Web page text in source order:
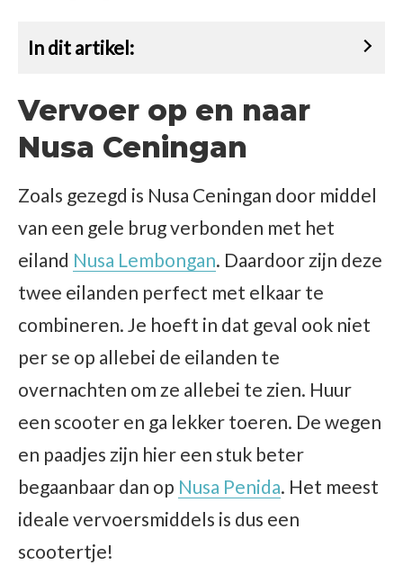
In dit artikel:
Vervoer op en naar
Nusa Ceningan
Zoals gezegd is Nusa Ceningan door middel
van een gele brug verbonden met het
eiland Nusa Lembongan. Daardoor zijn deze
twee eilanden perfect met elkaar te
combineren. Je hoeft in dat geval ook niet
per se op allebei de eilanden te
overnachten om ze allebei te zien. Huur
een scooter en ga lekker toeren. De wegen
en paadjes zijn hier een stuk beter
begaanbaar dan op Nusa Penida. Het meest
ideale vervoersmiddels is dus een
scootertje!